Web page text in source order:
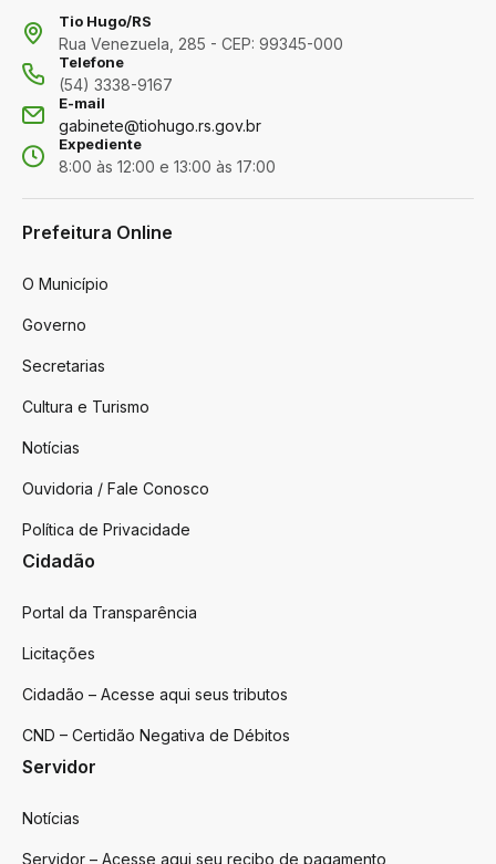
Tio Hugo/RS
Rua Venezuela, 285 - CEP: 99345-000
Telefone
(54) 3338-9167
E-mail
gabinete@tiohugo.rs.gov.br
Expediente
8:00 às 12:00 e 13:00 às 17:00
Prefeitura Online
O Município
Governo
Secretarias
Cultura e Turismo
Notícias
Ouvidoria / Fale Conosco
Política de Privacidade
Cidadão
Portal da Transparência
Licitações
Cidadão – Acesse aqui seus tributos
CND – Certidão Negativa de Débitos
Servidor
Notícias
Servidor – Acesse aqui seu recibo de pagamento